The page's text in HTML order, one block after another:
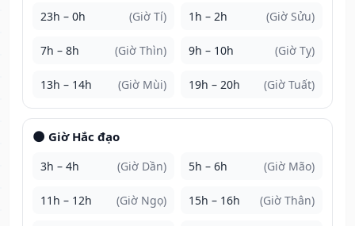
23h – 0h (Giờ Tí) 1h – 2h (Giờ Sửu)
7h – 8h (Giờ Thìn) 9h – 10h (Giờ Tỵ)
13h – 14h (Giờ Mùi) 19h – 20h (Giờ Tuất)
🌑 Giờ Hắc đạo
3h – 4h (Giờ Dần) 5h – 6h (Giờ Mão)
11h – 12h (Giờ Ngọ) 15h – 16h (Giờ Thân)